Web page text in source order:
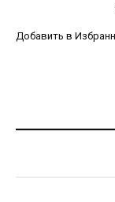
Добавить в